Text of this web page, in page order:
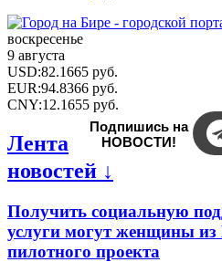
воскресенье
9 августа
USD:82.1665 руб.
EUR:94.8366 руб.
CNY:12.1655 руб.
Подпишись на
НОВОСТИ!
Лента
новостей ↓
Получить социальную
услуги могут женщины
пилотного проекта